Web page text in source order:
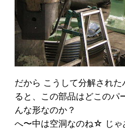
だから こうして分解され
ると、この部品はどこのパ
んな形なのか？
へ〜中は空洞なのね☆ じゃ